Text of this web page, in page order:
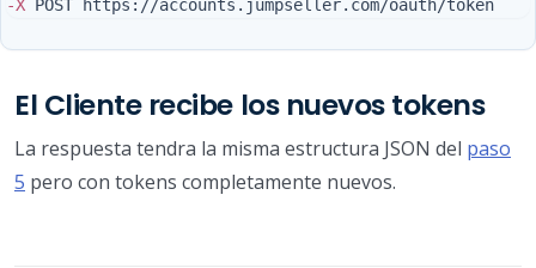
-X
El Cliente recibe los nuevos tokens
La respuesta tendra la misma estructura JSON del paso
5 pero con tokens completamente nuevos.